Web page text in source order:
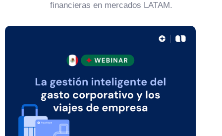
financieras en mercados LATAM.